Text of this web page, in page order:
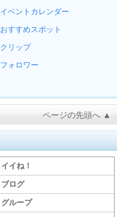
イベントカレンダー
おすすめスポット
クリップ
フォロワー
ページの先頭へ ▲
イイね！
ブログ
グループ